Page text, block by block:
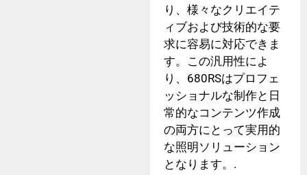
り、様々なクリエイテ
ィブおよび技術的な要
求に容易に対応できま
す。この汎用性によ
り、680RSはプロフェ
ッショナルな制作と日
常的なコンテンツ作成
の両方にとって実用的
な照明ソリューション
となります。.